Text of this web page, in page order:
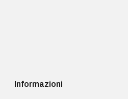
Informazioni